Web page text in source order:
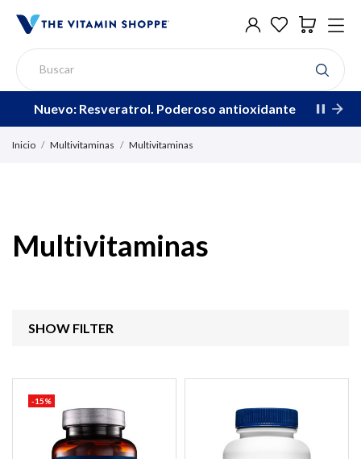
Nuevo: Resveratrol. Poderoso antioxidante
Inicio Multivitaminas Multivitaminas
Multivitaminas
SHOW FILTER
-15%